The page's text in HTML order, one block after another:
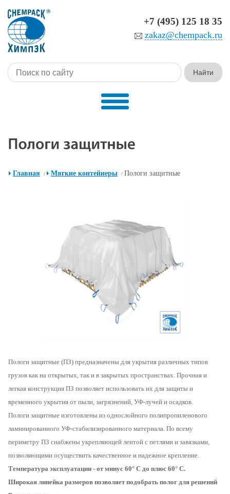
+7 (495) 125 18 35
zakaz@chempack.ru
Главная / Мягкие контейнеры / Пологи защитные
Пологи защитные (ПЗ) предназначены для укрытия различных типов
грузов как на открытых, так и в закрытых пространствах. Прочная и
легкая конструкция ПЗ позволяет использовать их для защиты и
временного укрытия от пыли, загрязнений, УФ-лучей и осадков.
Пологи защитные изготовлены из однослойного полипропиленового
ламинированного УФ-стабилизированного материала. По всему
периметру ПЗ снабжены укрепляющей лентой с петлями и завязками,
позволяющими осуществить качественное и надежное крепление.
Температура эксплуатации - от минус 60° С до плюс 60° С.
Широкая линейка размеров позволяет подобрать полог для решений